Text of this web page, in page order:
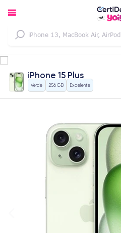
iPhone 15 Plus
Verde 256 GB Excelente